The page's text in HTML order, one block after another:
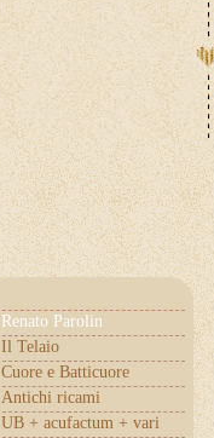
Renato Parolin
Il Telaio
Cuore e Batticuore
Antichi ricami
UB + acufactum + vari